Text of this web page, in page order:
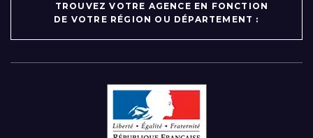
TROUVEZ VOTRE AGENCE EN FONCTION
DE VOTRE RÉGION OU DÉPARTEMENT :
Auvergne-Rhône-Alpes